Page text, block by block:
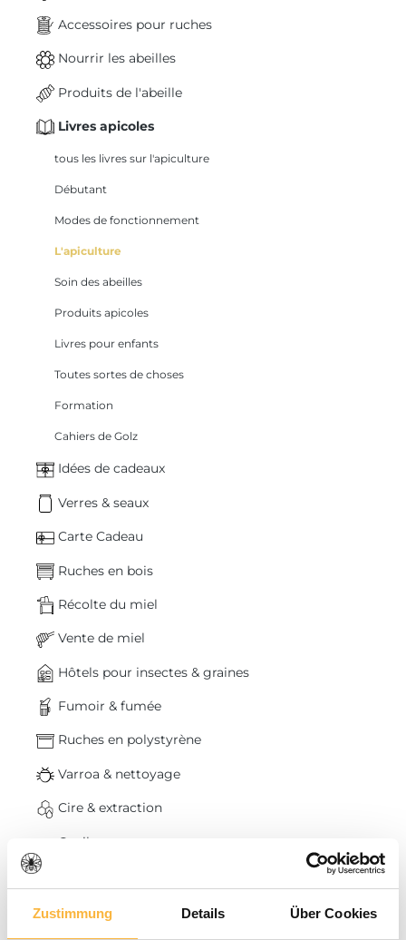
Zustimmung Details Über Cookies
Accessoires pour ruches
Nourrir les abeilles
Produits de l'abeille
Livres apicoles
tous les livres sur l'apiculture
Débutant
Modes de fonctionnement
L'apiculture
Soin des abeilles
Produits apicoles
Livres pour enfants
Toutes sortes de choses
Formation
Cahiers de Golz
Idées de cadeaux
Verres & seaux
Carte Cadeau
Ruches en bois
Récolte du miel
Vente de miel
Hôtels pour insectes & graines
Fumoir & fumée
Ruches en polystyrène
Varroa & nettoyage
Cire & extraction
Outils
% Déstockage
Elevage de reines